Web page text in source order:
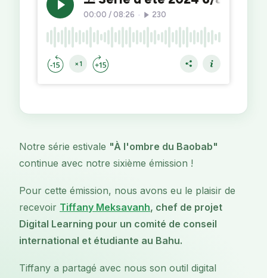
Notre série estivale "À l'ombre du Baobab"
continue avec notre sixième émission !
Pour cette émission, nous avons eu le plaisir de
recevoir Tiffany Meksavanh, chef de projet
Digital Learning pour un comité de conseil
international et étudiante au Bahu.
Tiffany a partagé avec nous son outil digital